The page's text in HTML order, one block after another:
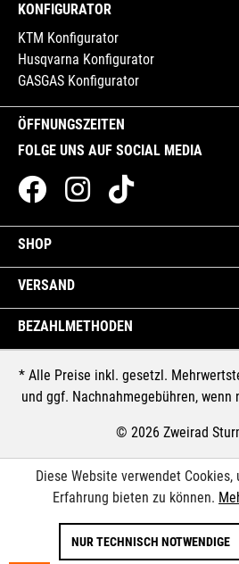
ÖFFNUNGSZEITEN
FOLGE UNS AUF SOCIAL MEDIA
KONFIGURATOR
KTM Konfigurator
Husqvarna Konfigurator
GASGAS Konfigurator
SHOP
VERSAND
BEZAHLMETHODEN
* Alle Preise inkl. gesetzl.
und ggf. Nachnahmegebühren, wenn
© 2026 Zweirad
Diese Website verwendet
Erfahrung bieten zu können.
NUR TECHNISCH NOTWENDIGE